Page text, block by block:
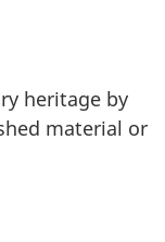
heritage by
material or